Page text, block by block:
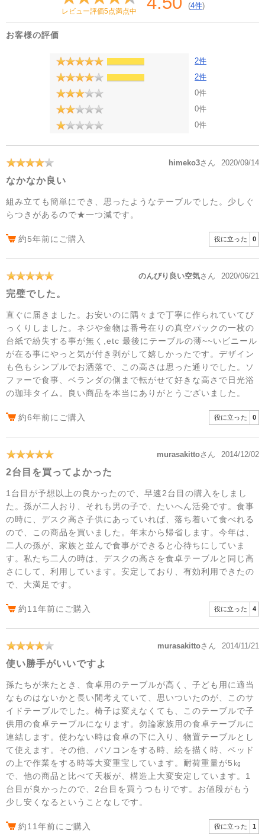
レビュー評価5点満点中
(4件)
お客様の評価
2件
2件
0件
0件
0件
himeko3さん 2020/09/14
なかなか良い
組み立ても簡単にでき、思ったようなテーブルでした。少しぐ
らつきがあるので★一つ減です。
約5年前にご購入 役に立った 0
のんびり良い空気さん 2020/06/21
完璧でした。
直ぐに届きました。お安いのに隅々まで丁寧に作られていてび
っくりしました。ネジや金物は番号在りの真空パックの一枚の
台紙で紛失する事が無く,etc 最後にテーブルの薄~~いビニール
が在る事にやっと気が付き剥がして嬉しかったです。デザイン
も色もシンプルでお洒落で、この高さは思った通りでした。ソ
ファーで食事、ベランダの側まで転がせて好きな高さで日光浴
の珈琲タイム。良い商品を本当にありがとうございました。
約6年前にご購入 役に立った 0
murasakittoさん 2014/12/02
2台目を買ってよかった
1台目が予想以上の良かったので、早速2台目の購入をしまし
た。孫が二人おり、それも男の子で、たいへん活発です。食事
の時に、デスク高さ子供にあっていれば、落ち着いて食べれる
ので、この商品を買いました。年末から帰省します。今年は、
二人の孫が、家族と並んで食事ができると心待ちにしていま
す。私たち二人の時は、デスクの高さを食卓テーブルと同じ高
さにして、利用しています。安定しており、有効利用できたの
で、大満足です。
約11年前にご購入 役に立った 4
murasakittoさん 2014/11/21
使い勝手がいいですよ
孫たちが来たとき、食卓用のテーブルが高く、子ども用に適当
なものはないかと長い間考えていて、思いついたのが、このサ
イドテーブルでした。椅子は変えなくても、このテーブルで子
供用の食卓テーブルになります。勿論家族用の食卓テーブルに
連結します。使わない時は食卓の下に入り、物置テーブルとし
て使えます。その他、パソコンをする時、絵を描く時、ベッド
の上で作業をする時等大変重宝しています。耐荷重量が5㎏
で、他の商品と比べて天板が、構造上大変安定しています。1
台目が良かったので、2台目を買うつもりです。お値段がもう
少し安くなるということなしです。
約11年前にご購入 役に立った 1